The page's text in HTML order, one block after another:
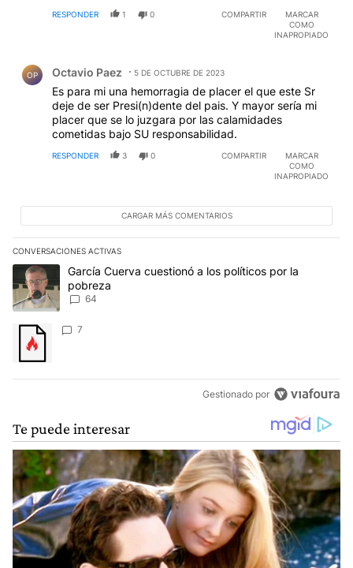
RESPONDER 1 0 COMPARTIR
MARCAR
COMO
INAPROPIADO
OP Octavio Paez 5 DE OCTUBRE DE 2023
Es para mi una hemorragia de placer el que este Sr
deje de ser Presi(n)dente del pais. Y mayor sería mi
placer que se lo juzgara por las calamidades
cometidas bajo SU responsabilidad.
RESPONDER 3 0 COMPARTIR
MARCAR
COMO
INAPROPIADO
CARGAR MÁS COMENTARIOS
CONVERSACIONES ACTIVAS
Este listado muestra los artículos con más comentarios en los
Un artículo de tendencia con el título "García Cuerva cuestionó
García Cuerva cuestionó a los políticos por la
pobreza
64
Un artículo de tendencia con el título "" con 7 comentarios.
7
Gestionado por